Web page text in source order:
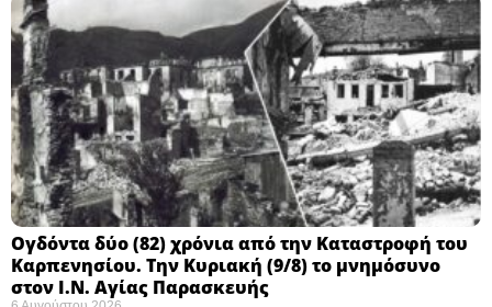
Ογδόντα δύο (82) χρόνια από την Καταστροφή του
Καρπενησίου. Την Κυριακή (9/8) το μνημόσυνο
στον Ι.Ν. Αγίας Παρασκευής